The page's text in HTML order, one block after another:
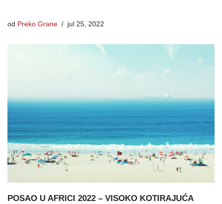
od Preko Grane jul 25, 2022
POSAO U AFRICI 2022 – VISOKO KOTIRAJUĆA